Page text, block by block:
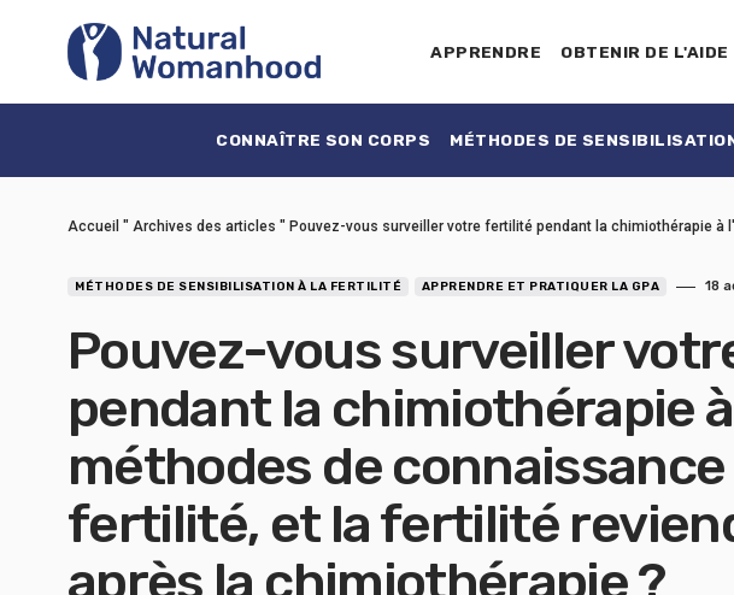
APPRENDRE OBTENIR DE L'AIDE
CONNAÎTRE SON CORPS MÉTHODES DE
Accueil " Archives des articles " Pouvez-vous surveiller votre fertilité pendant la chimiothérapie
MÉTHODES DE SENSIBILISATION À LA FERTILITÉ APPRENDRE ET PRATIQUER LA GPA 18
Pouvez-vous surveiller
pendant la chimiothérapie
méthodes de connaissance
fertilité, et la fertilité
après la chimiothérapie ?